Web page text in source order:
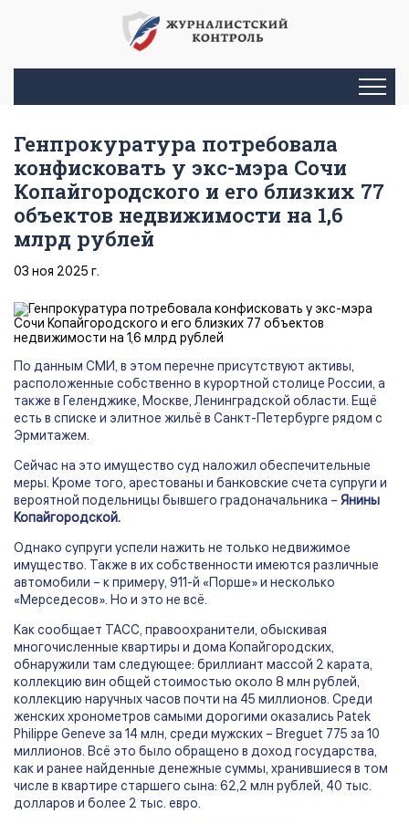
Генпрокуратура потребовала
конфисковать у экс-мэра Сочи
Копайгородского и его близких 77
объектов недвижимости на 1,6
млрд рублей
03 ноя 2025 г.
По данным СМИ, в этом перечне присутствуют активы,
расположенные собственно в курортной столице России, а
также в Геленджике, Москве, Ленинградской области. Ещё
есть в списке и элитное жильё в Санкт-Петербурге рядом с
Эрмитажем.
Сейчас на это имущество суд наложил обеспечительные
меры. Кроме того, арестованы и банковские счета супруги и
вероятной подельницы бывшего градоначальника – Янины
Копайгородской.
Однако супруги успели нажить не только недвижимое
имущество. Также в их собственности имеются различные
автомобили – к примеру, 911-й «Порше» и несколько
«Мерседесов». Но и это не всё.
Как сообщает ТАСС, правоохранители, обыскивая
многочисленные квартиры и дома Копайгородских,
обнаружили там следующее: бриллиант массой 2 карата,
коллекцию вин общей стоимостью около 8 млн рублей,
коллекцию наручных часов почти на 45 миллионов. Среди
женских хронометров самыми дорогими оказались Patek
Philippe Geneve за 14 млн, среди мужских – Breguet 775 за 10
миллионов. Всё это было обращено в доход государства,
как и ранее найденные денежные суммы, хранившиеся в том
числе в квартире старшего сына: 62,2 млн рублей, 40 тыс.
долларов и более 2 тыс. евро.